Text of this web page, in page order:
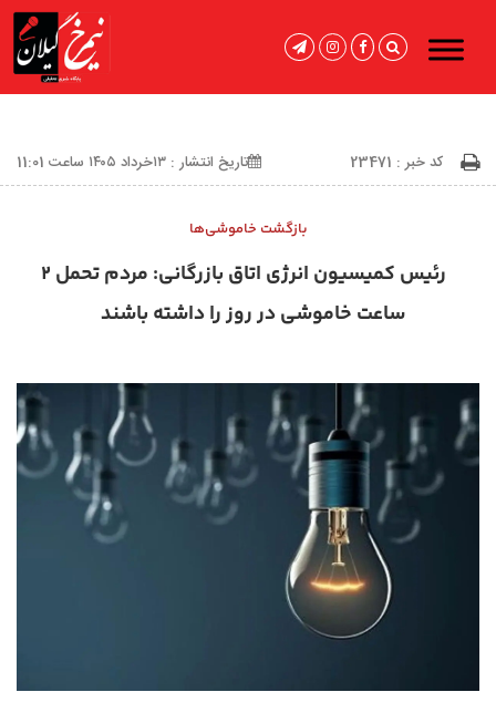
کد خبر : 23471 تاریخ انتشار : ۱۳خرداد ۱۴۰۵ ساعت 11:01
بازگشت خاموشی‌ها
رئیس کمیسیون انرژی اتاق بازرگانی: مردم تحمل ۲
ساعت خاموشی در روز را داشته باشند